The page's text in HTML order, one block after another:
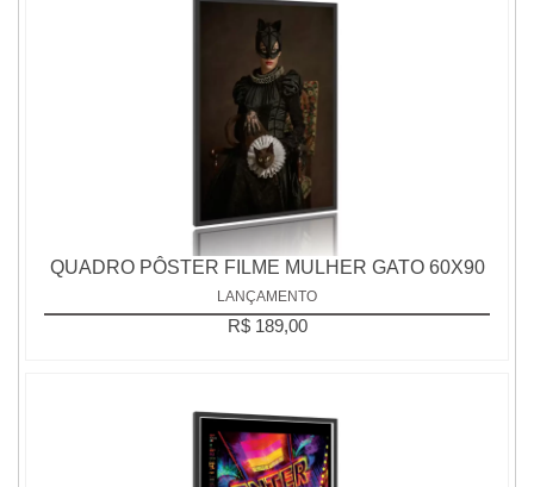
QUADRO PÔSTER FILME MULHER GATO 60X90
LANÇAMENTO
R$ 189,00